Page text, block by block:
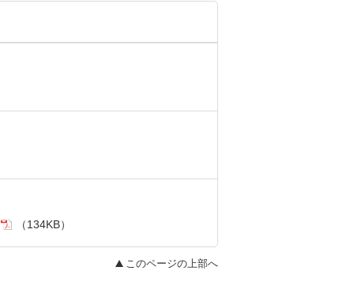
（134KB）
このページの上部へ